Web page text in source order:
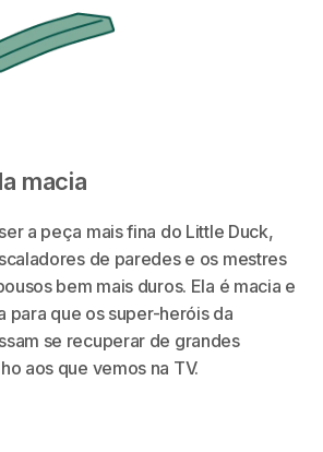
macia
a peça mais fina do Little Duck,
de paredes e os mestres
bem mais duros. Ela é macia e
para que os super-heróis da
se recuperar de grandes
aos que vemos na TV.